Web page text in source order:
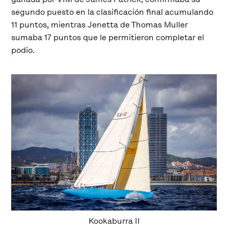
segundo puesto en la clasificación final acumulando
11 puntos, mientras Jenetta de Thomas Muller
sumaba 17 puntos que le permitieron completar el
podio.
Kookaburra II